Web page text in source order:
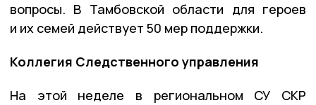
вопросы. В Тамбовской области для героев
и их семей действует 50 мер поддержки.
Коллегия Следственного управления
На этой неделе в региональном СУ СКР